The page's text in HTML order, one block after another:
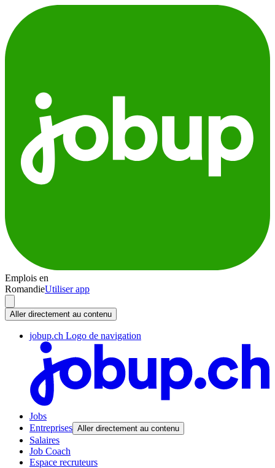
Emplois en
RomandieUtiliser app
Aller directement au contenu
jobup.ch Logo de navigation
Jobs
Entreprises Aller directement au contenu
Salaires
Job Coach
Espace recruteurs